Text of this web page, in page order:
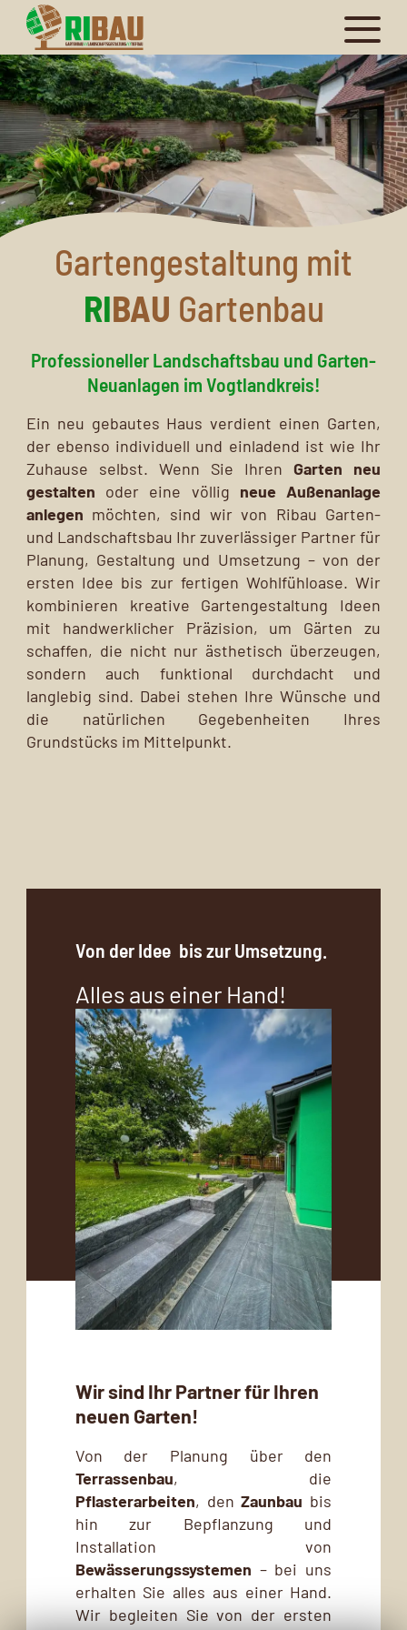
Gartengestaltung mit
RIBAU Gartenbau
Professioneller Landschaftsbau und Garten-
Neuanlagen im Vogtlandkreis!
Ein neu gebautes Haus verdient einen Garten,
der ebenso individuell und einladend ist wie Ihr
Zuhause selbst. Wenn Sie IhrenGarten neu
gestalten oder eine völlig neue Außenanlage
anlegen möchten, sind wir von Ribau Garten-
und Landschaftsbau Ihr zuverlässiger Partner für
Planung, Gestaltung und Umsetzung – von der
ersten Idee bis zur fertigen Wohlfühloase. Wir
kombinieren kreative Gartengestaltung Ideen
mit handwerklicher Präzision, um Gärten zu
schaffen, die nicht nur ästhetisch überzeugen,
sondern auch funktional durchdacht und
langlebig sind. Dabei stehen Ihre Wünsche und
die natürlichen Gegebenheiten Ihres
Grundstücks im Mittelpunkt.
Von der Idee bis zur Umsetzung.
Alles aus einer Hand!
Wir sind Ihr Partner für Ihren
neuen Garten!
Von der Planung über den
Terrassenbau, die
Pflasterarbeiten, denZaunbau bis
hin zur Bepflanzung und
Installation von
Bewässerungssystemen – bei uns
erhalten Sie alles aus einer Hand.
Wir begleiten Sie von der ersten